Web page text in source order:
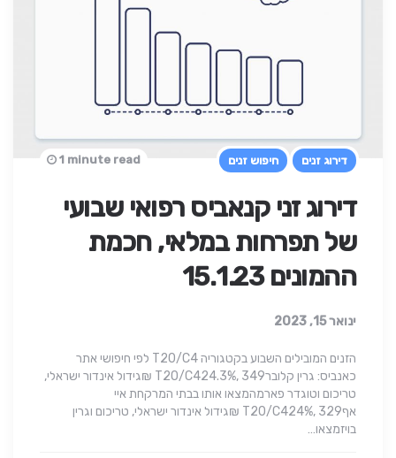
דירוג זנים חיפוש זנים
דירוג זני קנאביס רפואי שבועי
של תפרחות במלאי, חכמת
ההמונים 15.1.23
ינואר 15, 2023
1 minute read
הזנים המובילים השבוע בקטגוריה T20/C4 לפי חיפושי אתר
כאנביס: גרין קלוברT20/C424.3%, 349 ₪גידול אינדור ישראלי,
טריכום וטוגדר פארמהמצאו אותו בבתי המרקחת איי
אףT20/C424%, 329 ₪גידול אינדור ישראלי, טריכום וגרין
בויזמצאו…